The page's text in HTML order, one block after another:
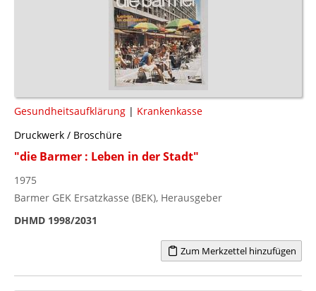
Gesundheitsaufklärung | Krankenkasse
Druckwerk / Broschüre
"die Barmer : Leben in der Stadt"
1975
Barmer GEK Ersatzkasse (BEK), Herausgeber
DHMD 1998/2031
Zum Merkzettel hinzufügen